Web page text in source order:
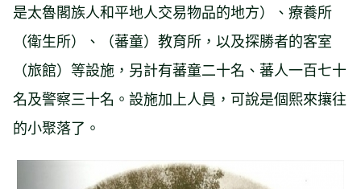
是太魯閣族人和平地人交易物品的地方）、療養所
（衛生所）、（蕃童）教育所，以及探勝者的客室
（旅館）等設施，另計有蕃童二十名、蕃人一百七十
名及警察三十名。設施加上人員，可說是個熙來攘往
的小聚落了。